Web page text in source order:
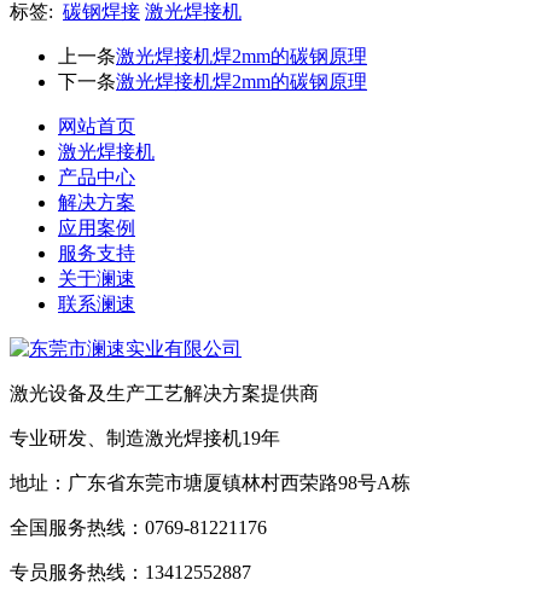
标签: 碳钢焊接 激光焊接机
上一条激光焊接机焊2mm的碳钢原理
下一条激光焊接机焊2mm的碳钢原理
网站首页
激光焊接机
产品中心
解决方案
应用案例
服务支持
关于澜速
联系澜速
激光设备及生产工艺解决方案提供商
专业研发、制造激光焊接机19年
地址：广东省东莞市塘厦镇林村西荣路98号A栋
全国服务热线：0769-81221176
专员服务热线：13412552887